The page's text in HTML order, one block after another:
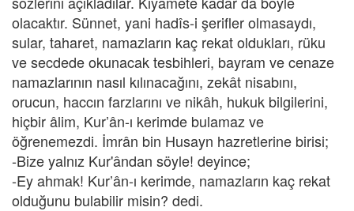
olacaktır. Sünnet, yani hadîs-i şerifler olmasaydı,
sular, taharet, namazların kaç rekat oldukları, rüku
ve secdede okunacak tesbihleri, bayram ve cenaze
namazlarının nasıl kılınacağını, zekât nisabını,
orucun, haccın farzlarını ve nikâh, hukuk bilgilerini,
hiçbir âlim, Kur’ân-ı kerimde bulamaz ve
öğrenemezdi. İmrân bin Husayn hazretlerine birisi;
-Bize yalnız Kur'ândan söyle! deyince;
-Ey ahmak! Kur’ân-ı kerimde, namazların kaç rekat
olduğunu bulabilir misin? dedi.